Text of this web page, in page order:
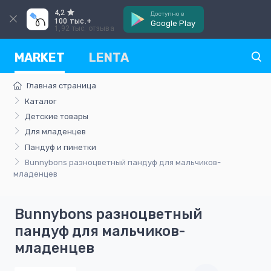
4,2
100 тыс.+
1,92 тыс. отзыва
Доступно в
Google Play
MARKET LENTA
Главная страница
Каталог
Детские товары
Для младенцев
Пандуф и пинетки
Bunnybons разноцветный пандуф для мальчиков-
младенцев
Bunnybons разноцветный
пандуф для мальчиков-
младенцев